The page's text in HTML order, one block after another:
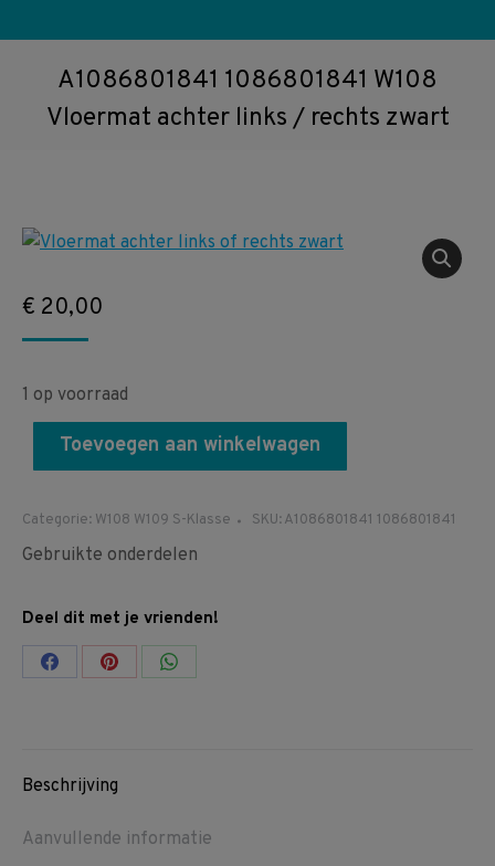
A1086801841 1086801841 W108
Vloermat achter links / rechts zwart
€ 20,00
1 op voorraad
Toevoegen aan winkelwagen
Categorie: W108 W109 S-Klasse SKU:A1086801841 1086801841
Gebruikte onderdelen
Deel dit met je vrienden!
Share Share Share
Beschrijving
Aanvullende informatie